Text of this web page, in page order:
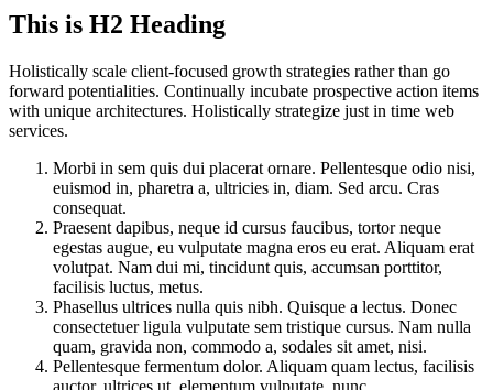
This is H2 Heading
Holistically scale client-focused growth strategies rather than go
forward potentialities. Continually incubate prospective action items
with unique architectures. Holistically strategize just in time web
services.
Morbi in sem quis dui placerat ornare. Pellentesque odio nisi,
euismod in, pharetra a, ultricies in, diam. Sed arcu. Cras
consequat.
Praesent dapibus, neque id cursus faucibus, tortor neque
egestas augue, eu vulputate magna eros eu erat. Aliquam erat
volutpat. Nam dui mi, tincidunt quis, accumsan porttitor,
facilisis luctus, metus.
Phasellus ultrices nulla quis nibh. Quisque a lectus. Donec
consectetuer ligula vulputate sem tristique cursus. Nam nulla
quam, gravida non, commodo a, sodales sit amet, nisi.
Pellentesque fermentum dolor. Aliquam quam lectus, facilisis
auctor, ultrices ut, elementum vulputate, nunc.